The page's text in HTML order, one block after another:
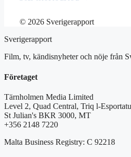
© 2026 Sverigerapport
Sverigerapport
Film, tv, kändisnyheter och nöje från
Företaget
Tärnholmen Media Limited
Level 2, Quad Central, Triq l-
St Julian's BKR 3000, MT
+356 2148 7220
Malta Business Registry: C 92218